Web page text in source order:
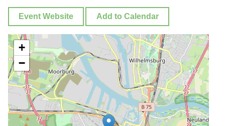
Event Website Add to Calendar
+
−